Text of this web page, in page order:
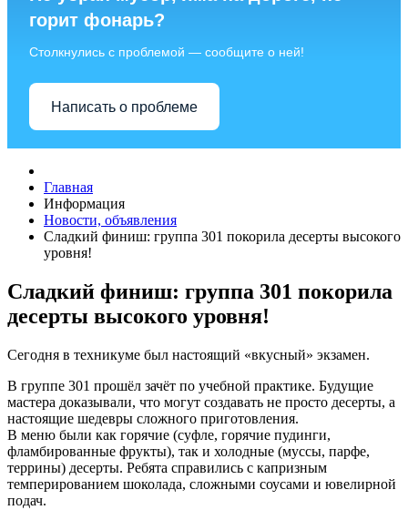
горит фонарь?
Столкнулись с проблемой — сообщите о ней!
Написать о проблеме
Главная
Информация
Новости, объявления
Сладкий финиш: группа 301 покорила десерты высокого
уровня!
Сладкий финиш: группа 301 покорила
десерты высокого уровня!
Сегодня в техникуме был настоящий «вкусный» экзамен.
В группе 301 прошёл зачёт по учебной практике. Будущие
мастера доказывали, что могут создавать не просто десерты, а
настоящие шедевры сложного приготовления.
В меню были как горячие (суфле, горячие пудинги,
фламбированные фрукты), так и холодные (муссы, парфе,
террины) десерты. Ребята справились с капризным
темперированием шоколада, сложными соусами и ювелирной
подач.